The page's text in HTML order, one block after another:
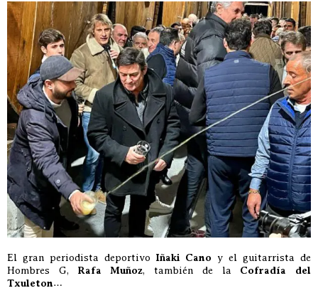
El gran periodista deportivo Iñaki Cano y el guitarrista de
Hombres G, Rafa Muñoz, también de la Cofradía del
Txuleton…